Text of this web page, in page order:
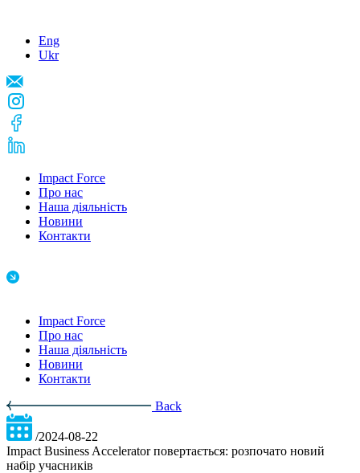
Eng
Ukr
Impact Force
Про нас
Наша діяльність
Новини
Контакти
Impact Force
Про нас
Наша діяльність
Новини
Контакти
Back
/2024-08-22
Impact Business Accelerator повертається: розпочато новий
набір учасників